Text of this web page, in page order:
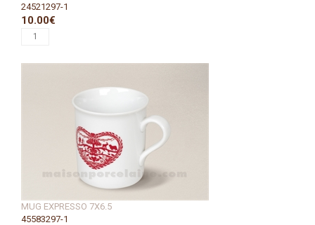
24521297-1
10.00€
MUG EXPRESSO 7X6.5
45583297-1